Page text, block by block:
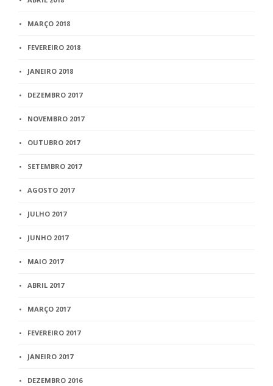
MARÇO 2018
FEVEREIRO 2018
JANEIRO 2018
DEZEMBRO 2017
NOVEMBRO 2017
OUTUBRO 2017
SETEMBRO 2017
AGOSTO 2017
JULHO 2017
JUNHO 2017
MAIO 2017
ABRIL 2017
MARÇO 2017
FEVEREIRO 2017
JANEIRO 2017
DEZEMBRO 2016